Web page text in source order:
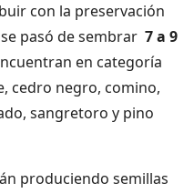
con la preservación
pasó de sembrar 7 a 9
en categoría
cedro negro, comino,
sangretoro y pino
produciendo semillas